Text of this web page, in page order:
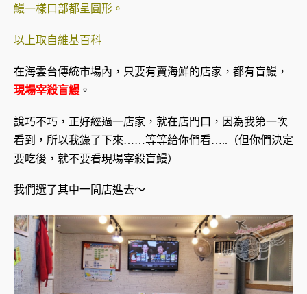
鰻一樣口部都呈圓形。
以上取自維基百科
在海雲台傳統市場內，只要有賣海鮮的店家，都有盲鰻，
現場宰殺盲鰻 。
說巧不巧，正好經過一店家，就在店門口， 因為我第一次
看到，所以我錄了下來……等等給你們看…..（但你們決定
要吃後，就不要看現場宰殺盲鰻）
我們選了其中一間店進去～